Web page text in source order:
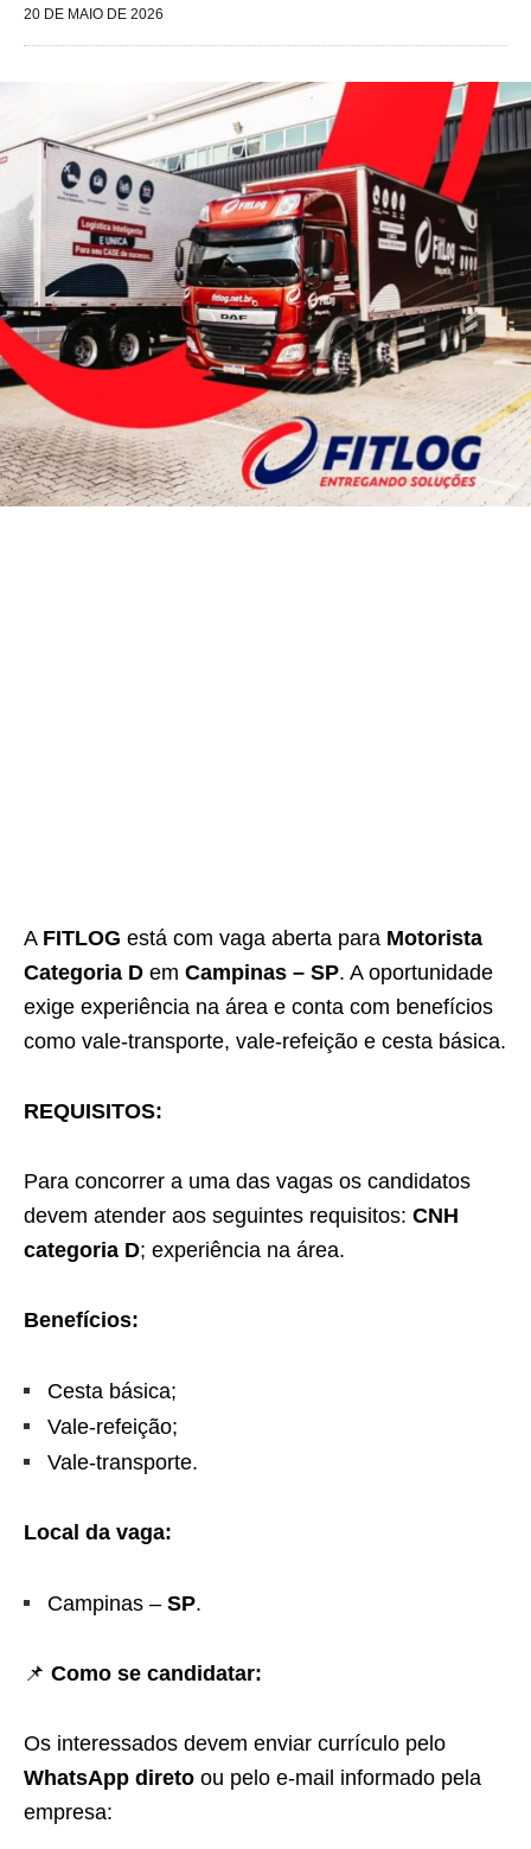
20 DE MAIO DE 2026
A FITLOG está com vaga aberta para Motorista
Categoria D em Campinas – SP. A oportunidade
exige experiência na área e conta com benefícios
como vale-transporte, vale-refeição e cesta básica.
REQUISITOS:
Para concorrer a uma das vagas os candidatos
devem atender aos seguintes requisitos: CNH
categoria D; experiência na área.
Benefícios:
Cesta básica;
Vale-refeição;
Vale-transporte.
Local da vaga:
Campinas – SP.
📌 Como se candidatar:
Os interessados devem enviar currículo pelo
WhatsApp direto ou pelo e-mail informado pela
empresa: